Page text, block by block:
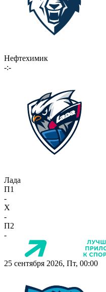
Нефтехимик
-:-
Лада
П1
-
X
-
П2
-
25 сентября 2026, Пт, 00:00